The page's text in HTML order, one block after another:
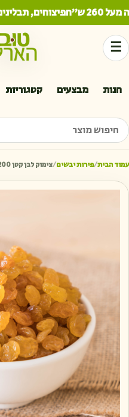
ש"ח פיצוחים,
☰
חנות מבצעים קטגוריות
חיפוש מוצר
עמוד הבית/פירות יבשים/צימוק לבן קטן 200 גרם